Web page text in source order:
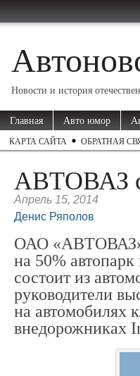
Новости и история
Главная Авто юмор
КАРТА САЙТА ОБРАТНАЯ
АВТОВАЗ
Апрель 15, 2014
Денис Ряполов
ОАО «АВТОВАЗ»
на 50%
состоит из
руководители
на автомобилях
внедорожниках